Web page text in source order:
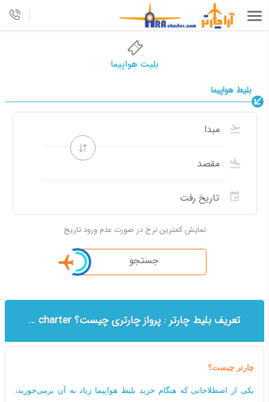
بلیت هواپیما
بلیط هواپیما
نمایش کمترین نرخ در صورت عدم ورود تاریخ
جستجو
تعریف بلیط چارتر : پرواز چارتری چیست؟ Full charter | seat charter
چارتر چیست؟
یکی از اصطلاحاتی که هنگام خرید بلیط هواپیما زیاد به آن برمی‌خورید،